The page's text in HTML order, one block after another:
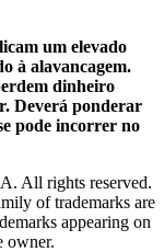
um elevado
à alavancagem.
dinheiro
Deverá ponderar
pode incorrer no
All rights reserved.
of trademarks are
appearing on
owner.